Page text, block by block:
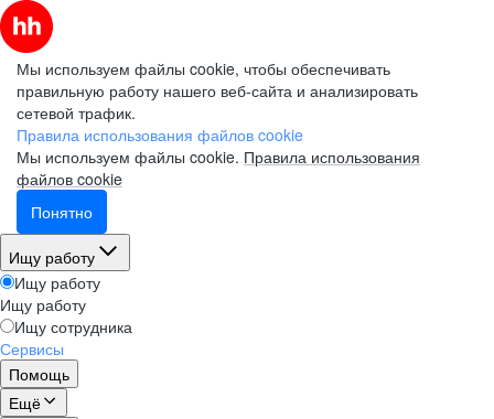
Мы используем файлы cookie, чтобы обеспечивать
правильную работу нашего веб-сайта и анализировать
сетевой трафик.
Правила использования файлов cookie
Мы используем файлы cookie. Правила использования
файлов cookie
Понятно
Ищу работу
Ищу работу
Ищу работу
Ищу сотрудника
Сервисы
Помощь
Ещё